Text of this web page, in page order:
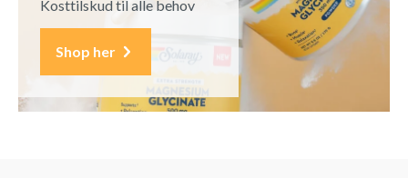
Kosttilskud til alle behov
Shop her